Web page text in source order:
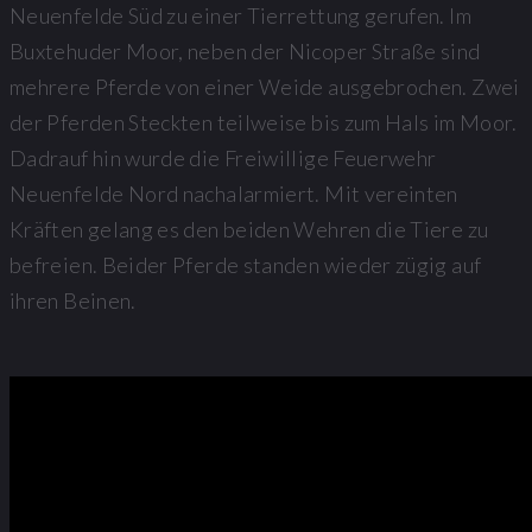
Neuenfelde Süd zu einer Tierrettung gerufen. Im
Buxtehuder Moor, neben der Nicoper Straße sind
mehrere Pferde von einer Weide ausgebrochen. Zwei
der Pferden Steckten teilweise bis zum Hals im Moor.
Dadrauf hin wurde die Freiwillige Feuerwehr
Neuenfelde Nord nachalarmiert. Mit vereinten
Kräften gelang es den beiden Wehren die Tiere zu
befreien. Beider Pferde standen wieder zügig auf
ihren Beinen.